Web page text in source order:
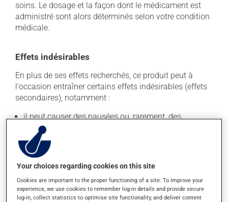
soins. Le dosage et la façon dont le médicament est
administré sont alors déterminés selon votre condition
médicale.
Effets indésirables
En plus de ses effets recherchés, ce produit peut à
l'occasion entraîner certains effets indésirables (effets
secondaires), notamment :
il peut causer des nausées ou, rarement, des
vomissements;
il peut provoquer une baisse de certains globules
blancs, ce qui peut se manifester par de la fièvre, des
frissons, des maux de gorge ou des infections -
contactez votre médecin si cela se produit;
il peut causer une baisse du taux sanguin de
plaquettes et des saignements anormaux;
Your choices regarding cookies on this site
Cookies are important to the proper functioning of a site. To improve your
experience, we use cookies to remember log-in details and provide secure
log-in, collect statistics to optimise site functionality, and deliver content